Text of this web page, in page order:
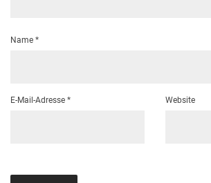
Name *
E-Mail-Adresse * Website